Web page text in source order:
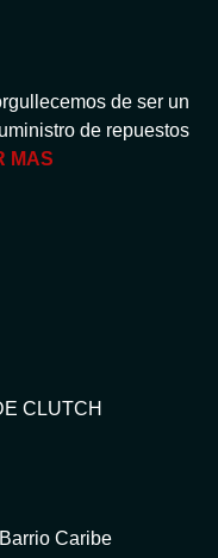
de ser un
de repuestos
MAS
CLUTCH
Caribe